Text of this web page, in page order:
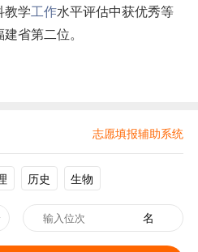
教学工作水平评估中获优秀等
省第二位。
志愿填报辅助系统
历史 生物
名